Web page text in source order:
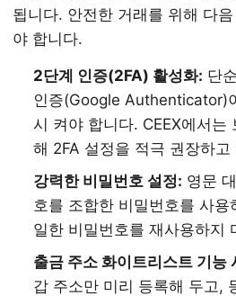
됩니다. 안전한 거래를 위해 다
야 합니다.
2단계 인증(2FA) 활성화: 단
인증(Google Authenticator)
시 켜야 합니다. CEEX에서는
해 2FA 설정을 적극 권장하고
강력한 비밀번호 설정: 영문
호를 조합한 비밀번호를 사
일한 비밀번호를 재사용하지
출금 주소 화이트리스트 기능
갑 주소만 미리 등록해 두고,